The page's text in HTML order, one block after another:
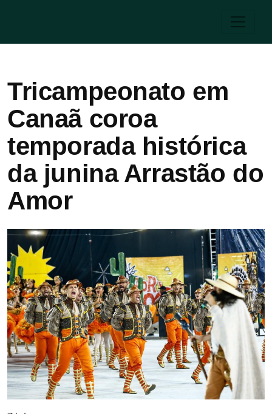
Tricampeonato em
Canaã coroa
temporada histórica
da junina Arrastão do
Amor